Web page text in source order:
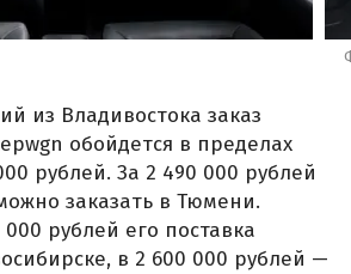
из Владивостока заказ
обойдется в пределах
рублей. За 2 490 000 рублей
заказать в Тюмени.
рублей его поставка
в 2 600 000 рублей —